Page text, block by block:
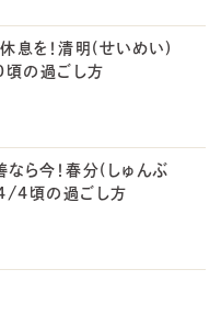
休息を！清明(せいめい)
の過ごし方
なら今！春分(しゅんぶ
頃の過ごし方